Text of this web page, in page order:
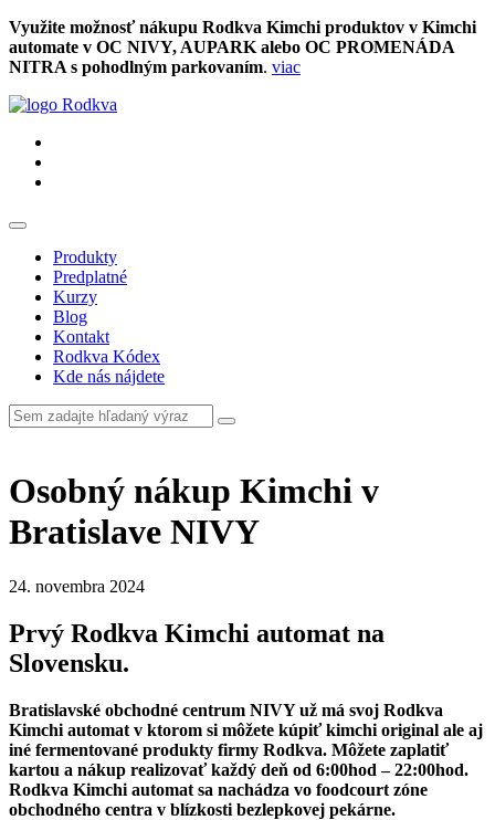
Využite možnosť nákupu Rodkva Kimchi produktov v Kimchi
automate v OC NIVY, AUPARK alebo OC PROMENÁDA
NITRA s pohodlným parkovaním. viac
Produkty
Predplatné
Kurzy
Blog
Kontakt
Rodkva Kódex
Kde nás nájdete
Osobný nákup Kimchi v
Bratislave NIVY
24. novembra 2024
Prvý Rodkva Kimchi automat na
Slovensku.
Bratislavské obchodné centrum NIVY už má svoj Rodkva
Kimchi automat v ktorom si môžete kúpiť kimchi original ale aj
iné fermentované produkty firmy Rodkva. Môžete zaplatiť
kartou a nákup realizovať každý deň od 6:00hod – 22:00hod.
Rodkva Kimchi automat sa nachádza vo foodcourt zóne
obchodného centra v blízkosti bezlepkovej pekárne.